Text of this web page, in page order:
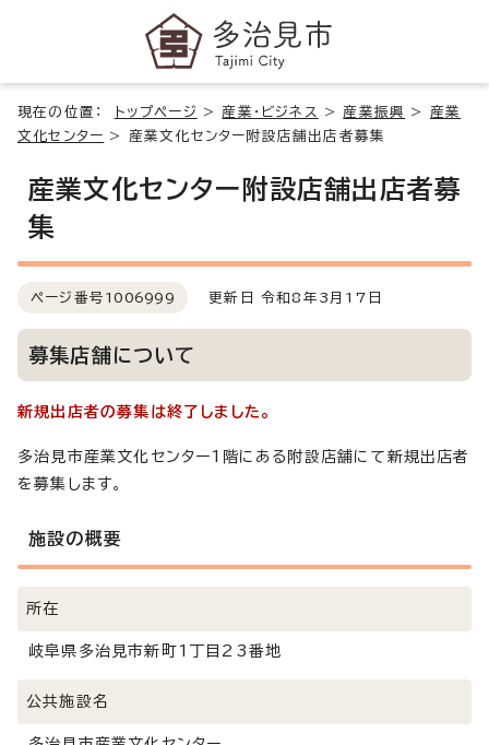
現在の位置： トップページ > 産業・ビジネス > 産業振興 > 産業
文化センター > 産業文化センター附設店舗出店者募集
産業文化センター附設店舗出店者募
集
ページ番号 1006999 更新日 令和8年3月17日
募集店舗について
新規出店者の募集は終了しました。
多治見市産業文化センター1階にある附設店舗にて新規出店者
を募集します。
施設の概要
所在
岐阜県多治見市新町1丁目23番地
公共施設名